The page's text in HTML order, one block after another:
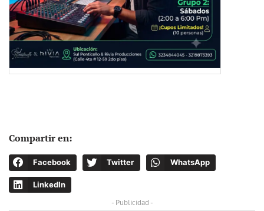
Compartir en:
Facebook Twitter WhatsApp
LinkedIn
- Publicidad -